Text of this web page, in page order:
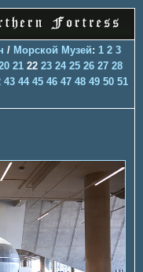
/ Морской Музей: 1 2 3
21 22 23 24 25 26 27 28
43 44 45 46 47 48 49 50 51